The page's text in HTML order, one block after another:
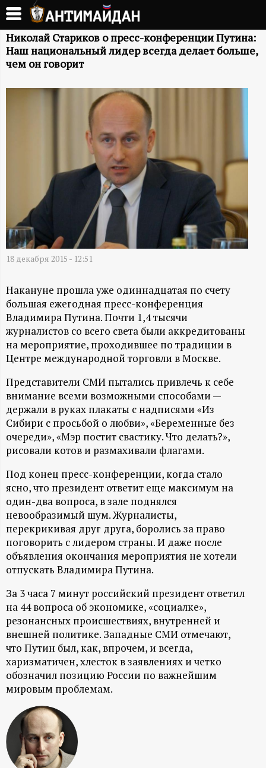
Перейти
основному
содержанию
А
Н
Т
Д
А
Н
-
и
н
ф
о
р
м
а
ц
и
о
н
н
ы
й
п
Николай Стариков о пресс-конференции Путина:
Наш национальный лидер всегда делает больше,
чем он говорит
18 декабря 2015 - 12:51
Накануне прошла уже одиннадцатая по счету
большая ежегодная пресс-конференция
Владимира Путина. Почти 1,4 тысячи
журналистов со всего света были аккредитованы
на мероприятие, проходившее по традиции в
Центре международной торговли в Москве.
Представители СМИ пытались привлечь к себе
внимание всеми возможными способами —
держали в руках плакаты с надписями «Из
Сибири с просьбой о любви», «Беременные без
очереди», «Мэр постит свастику. Что делать?»,
рисовали котов и размахивали флагами.
Под конец пресс-конференции, когда стало
ясно, что президент ответит еще максимум на
один-два вопроса, в зале поднялся
невообразимый шум. Журналисты,
перекрикивая друг друга, боролись за право
поговорить с лидером страны. И даже после
объявления окончания мероприятия не хотели
отпускать Владимира Путина.
За 3 часа 7 минут российский президент ответил
на 44 вопроса об экономике, «социалке»,
резонансных происшествиях, внутренней и
внешней политике. Западные СМИ отмечают,
что Путин был, как, впрочем, и всегда,
харизматичен, хлесток в заявлениях и четко
обозначил позицию России по важнейшим
мировым проблемам.